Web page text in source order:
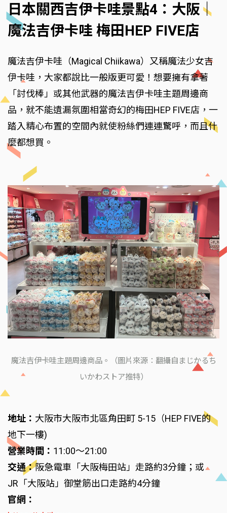
日本關西吉伊卡哇景點4：大阪｜
魔法吉伊卡哇 梅田HEP FIVE店
魔法吉伊卡哇（Magical Chiikawa）又稱魔法少女吉
伊卡哇，大家都說比一般版更可愛！想要擁有拿著
「討伐棒」或其他武器的魔法吉伊卡哇主題周邊商
品，就不能遺漏氛圍相當奇幻的梅田HEP FIVE店，一
踏入精心布置的空間內就使粉絲們連連驚呼，而且什
麼都想買。
魔法吉伊卡哇主題周邊商品。（圖片來源：翻攝自まじかるち
いかわストア推特）
地址： 大阪市大阪市北區角田町 5-15（HEP FIVE的
地下一樓)
營業時間： 11:00～21:00
交通：阪急電車「大阪梅田站」走路約3分鐘；或
JR「大阪站」御堂筋出口走路約4分鐘
官網：